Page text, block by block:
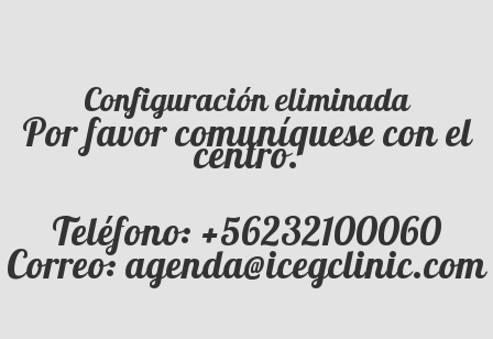
Configuración eliminada
Por favor comuníquese con el
centro.
Teléfono: +56232100060
Correo: agenda@icegclinic.com